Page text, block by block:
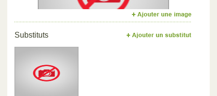
Substituts